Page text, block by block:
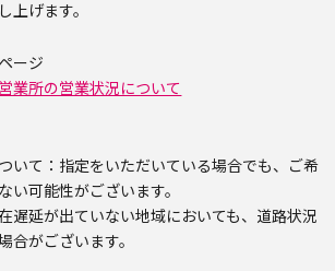
上げます。
ージ
業所の営業状況について
いて：指定をいただいている場合でも、ご希
い可能性がございます。
遅延が出ていない地域においても、道路状況
合がございます。